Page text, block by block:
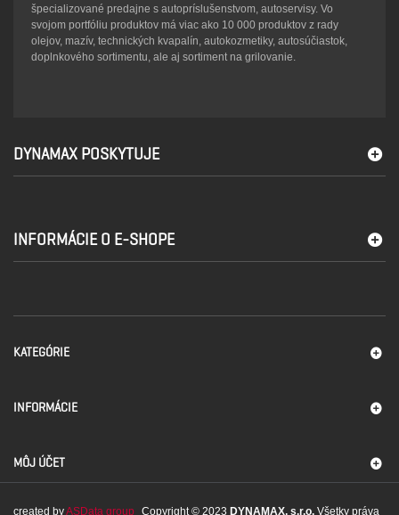
špecializované predajne s autopríslušenstvom, autoservisy. Vo
svojom portfóliu produktov má viac ako 10 000 produktov z rady
olejov, mazív, technických kvapalín, autokozmetiky, autosúčiastok,
doplnkového sortimentu, ale aj sortiment na grilovanie.
DYNAMAX POSKYTUJE
INFORMÁCIE O E-SHOPE
KATEGÓRIE
INFORMÁCIE
MÔJ ÚČET
created byASData group Copyright © 2023 DYNAMAX, s.r.o.Všetky práva